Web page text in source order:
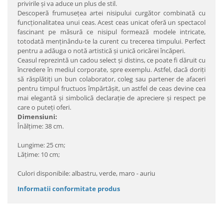
privirile și va aduce un plus de stil.
Descoperă frumusețea artei nisipului curgător combinată cu
funcționalitatea unui ceas. Acest ceas unicat oferă un spectacol
fascinant pe măsură ce nisipul formează modele intricate,
totodată menținându-te la curent cu trecerea timpului. Perfect
pentru a adăuga o notă artistică și unică oricărei încăperi.
Ceasul reprezintă un cadou select şi distins, ce poate fi dăruit cu
încredere în mediul corporate, spre exemplu. Astfel, dacă doriţi
să răsplătiţi un bun colaborator, coleg sau partener de afaceri
pentru timpul fructuos împărtăşit, un astfel de ceas devine cea
mai elegantă şi simbolică declaraţie de apreciere şi respect pe
care o puteţi oferi.
Dimensiuni:
Înălţime: 38 cm.
Lungime: 25 cm;
Lăţime: 10 cm;
Culori disponibile: albastru, verde, maro - auriu
Informatii conformitate produs